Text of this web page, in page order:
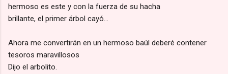
hermoso es este y con la fuerza de su hacha
brillante, el primer árbol cayó…
Ahora me convertirán en un hermoso baúl deberé contener
tesoros maravillosos
Dijo el arbolito.